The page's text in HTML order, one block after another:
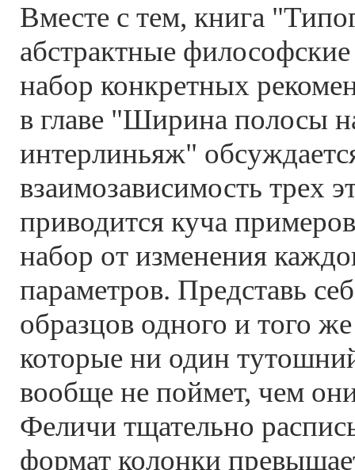
Вместе с тем, книга
абстрактные
набор конкретных
в главе "Ширина полосы
интерлиньяж"
взаимозависимость трех
приводится куча
набор от изменения
параметров. Представь
образцов одного и того
которые ни один
вообще не поймет, чем
Феличи тщательно
формат колонки